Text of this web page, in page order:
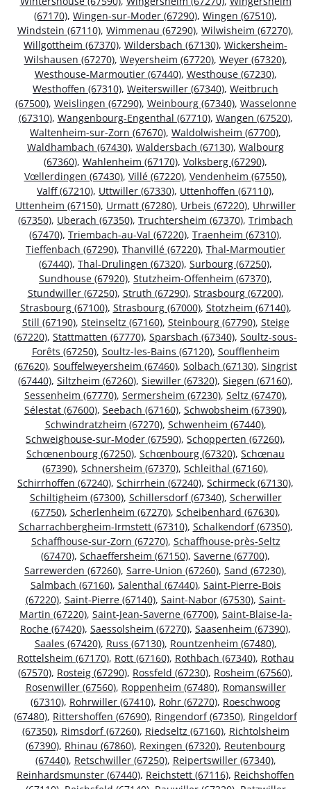
(67170), Wingen-sur-Moder (67290), Wingen (67510),
Windstein (67110), Wimmenau (67290), Wilwisheim (67270),
Willgottheim (67370), Wildersbach (67130), Wickersheim-
Wilshausen (67270), Weyersheim (67720), Weyer (67320),
Westhouse-Marmoutier (67440), Westhouse (67230),
Westhoffen (67310), Weiterswiller (67340), Weitbruch
(67500), Weislingen (67290), Weinbourg (67340), Wasselonne
(67310), Wangenbourg-Engenthal (67710), Wangen (67520),
Waltenheim-sur-Zorn (67670), Waldolwisheim (67700),
Waldhambach (67430), Waldersbach (67130), Walbourg
(67360), Wahlenheim (67170), Volksberg (67290),
Vœllerdingen (67430), Villé (67220), Vendenheim (67550),
Valff (67210), Uttwiller (67330), Uttenhoffen (67110),
Uttenheim (67150), Urmatt (67280), Urbeis (67220), Uhrwiller
(67350), Uberach (67350), Truchtersheim (67370), Trimbach
(67470), Triembach-au-Val (67220), Traenheim (67310),
Tieffenbach (67290), Thanvillé (67220), Thal-Marmoutier
(67440), Thal-Drulingen (67320), Surbourg (67250),
Sundhouse (67920), Stutzheim-Offenheim (67370),
Stundwiller (67250), Struth (67290), Strasbourg (67200),
Strasbourg (67100), Strasbourg (67000), Stotzheim (67140),
Still (67190), Steinseltz (67160), Steinbourg (67790), Steige
(67220), Stattmatten (67770), Sparsbach (67340), Soultz-sous-
Forêts (67250), Soultz-les-Bains (67120), Soufflenheim
(67620), Souffelweyersheim (67460), Solbach (67130), Singrist
(67440), Siltzheim (67260), Siewiller (67320), Siegen (67160),
Sessenheim (67770), Sermersheim (67230), Seltz (67470),
Sélestat (67600), Seebach (67160), Schwobsheim (67390),
Schwindratzheim (67270), Schwenheim (67440),
Schweighouse-sur-Moder (67590), Schopperten (67260),
Schœnenbourg (67250), Schœnbourg (67320), Schœnau
(67390), Schnersheim (67370), Schleithal (67160),
Schirrhoffen (67240), Schirrhein (67240), Schirmeck (67130),
Schiltigheim (67300), Schillersdorf (67340), Scherwiller
(67750), Scherlenheim (67270), Scheibenhard (67630),
Scharrachbergheim-Irmstett (67310), Schalkendorf (67350),
Schaffhouse-sur-Zorn (67270), Schaffhouse-près-Seltz
(67470), Schaeffersheim (67150), Saverne (67700),
Sarrewerden (67260), Sarre-Union (67260), Sand (67230),
Salmbach (67160), Salenthal (67440), Saint-Pierre-Bois
(67220), Saint-Pierre (67140), Saint-Nabor (67530), Saint-
Martin (67220), Saint-Jean-Saverne (67700), Saint-Blaise-la-
Roche (67420), Saessolsheim (67270), Saasenheim (67390),
Saales (67420), Russ (67130), Rountzenheim (67480),
Rottelsheim (67170), Rott (67160), Rothbach (67340), Rothau
(67570), Rosteig (67290), Rossfeld (67230), Rosheim (67560),
Rosenwiller (67560), Roppenheim (67480), Romanswiller
(67310), Rohrwiller (67410), Rohr (67270), Roeschwoog
(67480), Rittershoffen (67690), Ringendorf (67350), Ringeldorf
(67350), Rimsdorf (67260), Riedseltz (67160), Richtolsheim
(67390), Rhinau (67860), Rexingen (67320), Reutenbourg
(67440), Retschwiller (67250), Reipertswiller (67340),
Reinhardsmunster (67440), Reichstett (67116), Reichshoffen